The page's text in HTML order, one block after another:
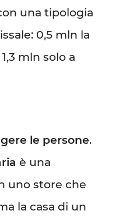
una tipologia
0,5 mln la
mln solo a
le persone.
è una
uno store che
la casa di un